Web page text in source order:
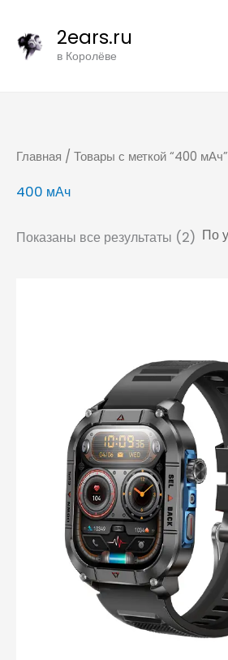
содержимому
2ears.ru
в Королёве
Главная / Товары с меткой “400 мАч”
400 мАч
Показаны все результаты (2)